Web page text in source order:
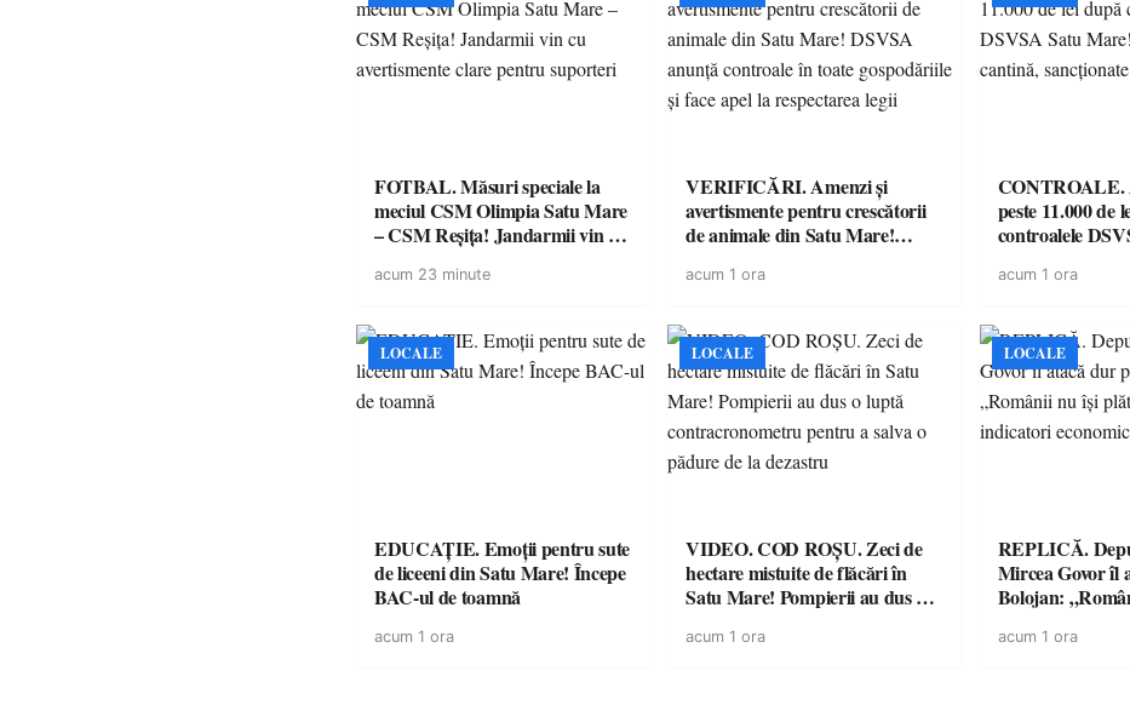
FOTBAL. Măsuri speciale la
meciul CSM Olimpia Satu Mare
– CSM Reșița! Jandarmii vin cu
suporteri
acum 23 minute
VERIFICĂRI. Amenzi și
avertismente pentru crescătorii
de animale din Satu Mare!
toate gospodăriile și face apel la
acum 1 ora
CONTROALE.
peste 11.000 de
controalele
sancționate
acum 1 ora
LOCALE
EDUCAȚIE. Emoții pentru sute
de liceeni din Satu Mare! Începe
BAC-ul de toamnă
acum 1 ora
LOCALE
VIDEO. COD ROȘU. Zeci de
hectare mistuite de flăcări în
Satu Mare! Pompierii au dus o
a salva o pădure de la dezastru
acum 1 ora
LOCALE
REPLICĂ.
Mircea Govor îl
Bolojan:
economici”
acum 1 ora